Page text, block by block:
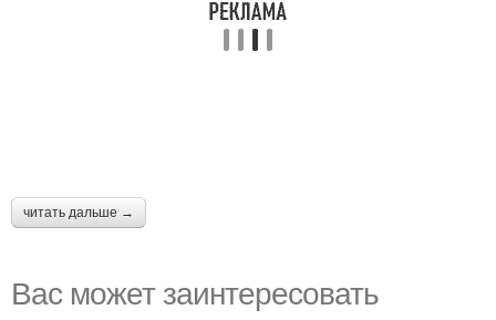
читать дальше →
Вас может заинтересовать